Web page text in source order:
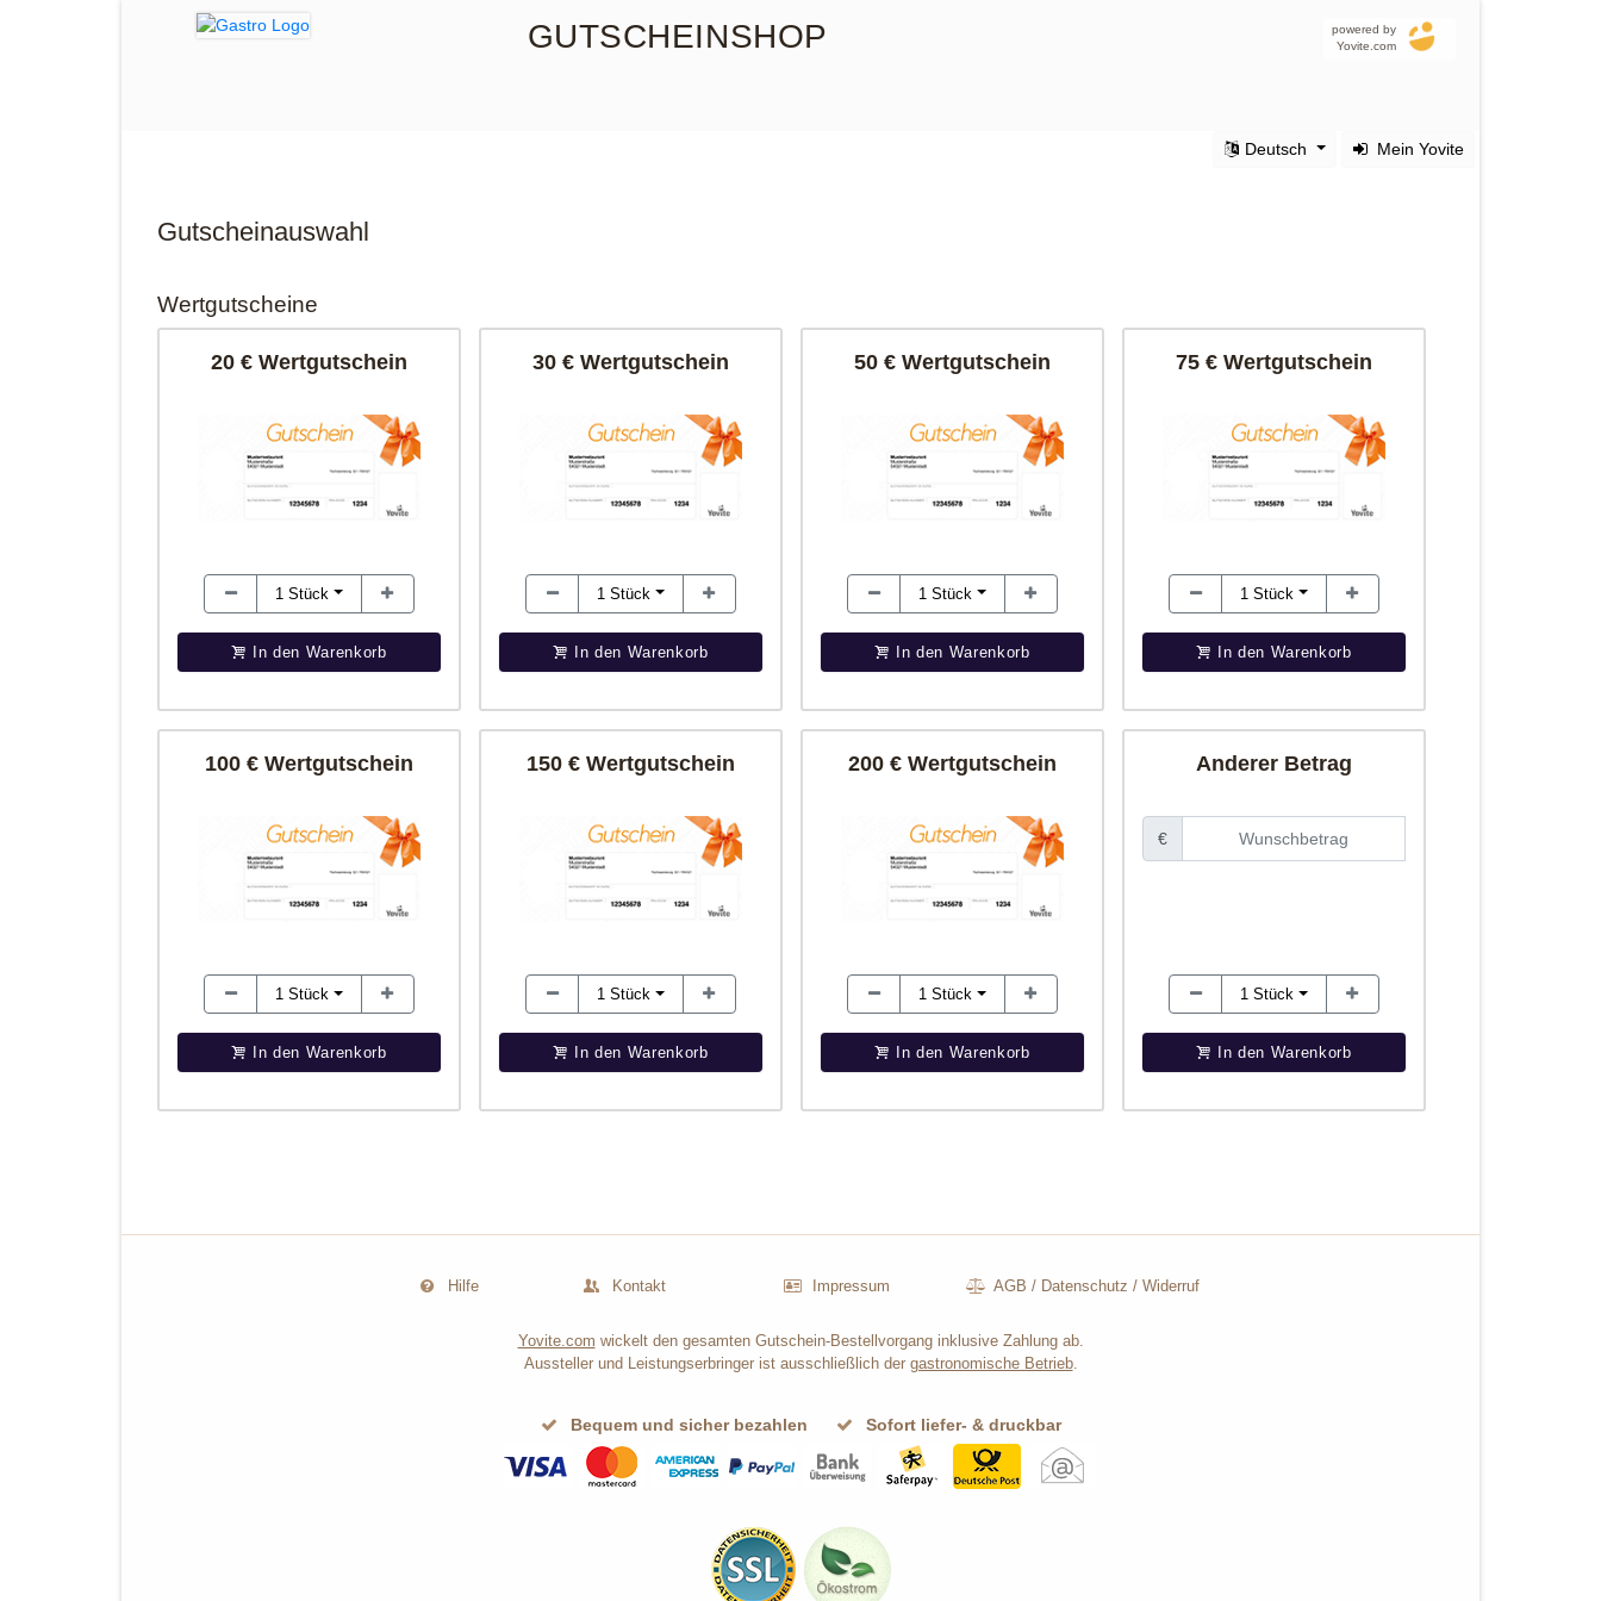
GUTSCHEINSHOP
powered by
Yovite.com
Mein Yovite
Deutsch
Gutscheinauswahl
Wertgutscheine
20 € Wertgutschein
1Stück
In den Warenkorb
30 € Wertgutschein
1Stück
In den Warenkorb
50 € Wertgutschein
1Stück
In den Warenkorb
75 € Wertgutschein
1Stück
In den Warenkorb
100 € Wertgutschein
1Stück
In den Warenkorb
150 € Wertgutschein
1Stück
In den Warenkorb
200 € Wertgutschein
1Stück
In den Warenkorb
Anderer Betrag
€
1Stück
In den Warenkorb
Hilfe Kontakt Impressum AGB / Datenschutz /Widerruf
Yovite.com wickelt den gesamten Gutschein-Bestellvorgang inklusive Zahlung ab.
Aussteller und Leistungserbringer ist ausschließlich der gastronomische Betrieb.
Bequem und sicher bezahlen Sofort liefer- & druckbar